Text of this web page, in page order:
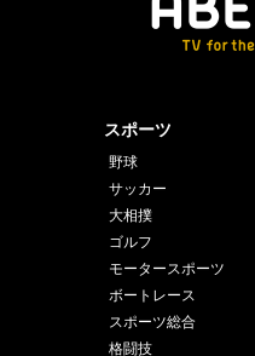
スポーツ
野球
サッカー
大相撲
ゴルフ
モータースポーツ
ボートレース
スポーツ総合
格闘技